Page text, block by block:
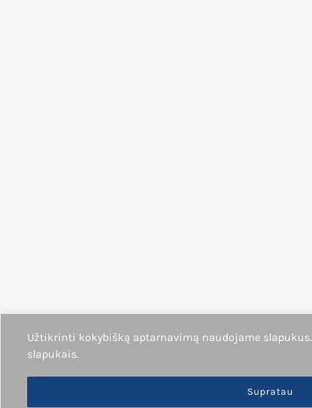
Užtikrinti kokybišką aptarnavimą naudojame
slapukais.
Supratau